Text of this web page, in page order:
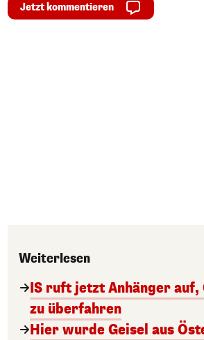
Jetzt kommentieren
Weiterlesen
IS ruft jetzt Anhänger
zu überfahren
Hier wurde Geisel aus